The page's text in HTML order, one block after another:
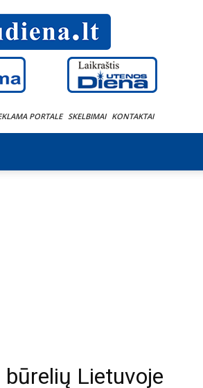
PORTALE SKELBIMAI KONTAKTAI
Lietuvoje